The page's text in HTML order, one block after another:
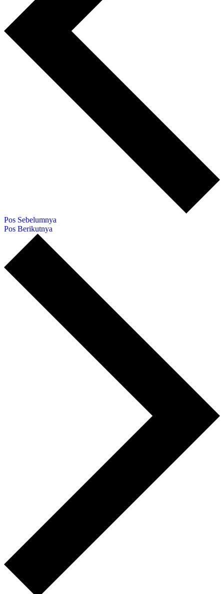
Pos Sebelumnya
Pos Berikutnya